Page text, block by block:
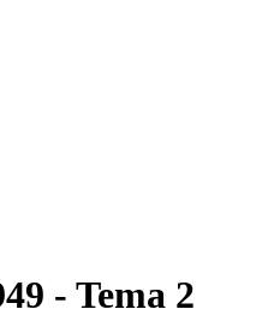
- Tema 2